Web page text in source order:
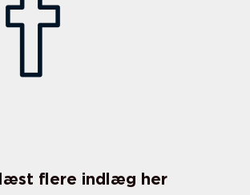
flere indlæg her